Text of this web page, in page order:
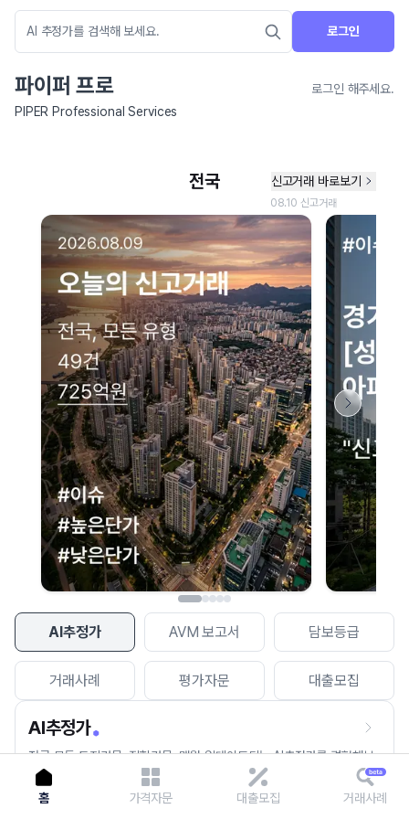
로그인
파이퍼 프로
로그인 해주세요.
PIPER Professional Services
AI추정가 AVM 보고서 담보등급
거래사례 평가자문 대출모집
AI추정가
전국 모든 토지건물, 집합건물, 매월 업데이트되는 AI추정가를 경험해보
세요.
네이버 지도 연결 안내
현재 네이버 지도 연결이 원활하지 않아 지도를 불러올 수 없습니다.
이용에 불편을 드려 죄송합니다.
다시 시도
홈 가격자문 대출모집 거래사례